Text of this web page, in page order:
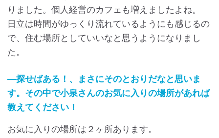
りました。個人経営のカフェも増えましたよね。
日立は時間がゆっくり流れているようにも感じるの
で、住む場所としていいなと思うようになりまし
た。
―探せばある！、まさにそのとおりだなと思いま
す。その中で小泉さんのお気に入りの場所があれば
教えてください！
お気に入りの場所は２ヶ所あります。